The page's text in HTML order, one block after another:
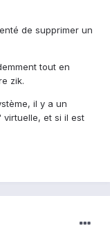
de supprimer un
tout en
zik.
il y a un
et si il est